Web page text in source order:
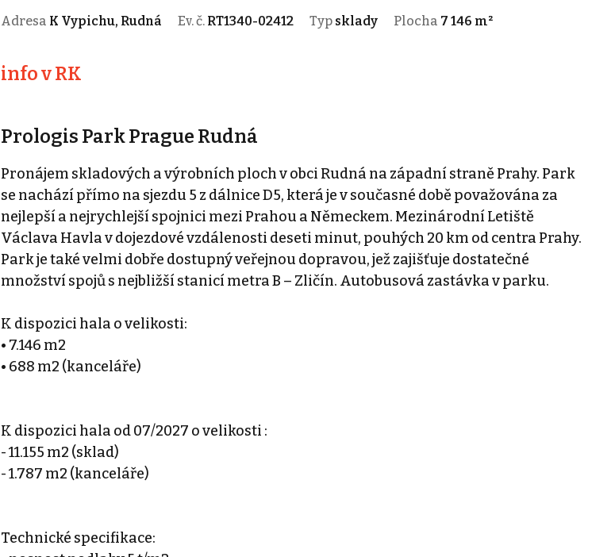
Adresa K Vypichu, Rudná Ev. č. RT1340-02412 Typ sklady Plocha 7 146 m²
info v RK
Prologis Park Prague Rudná
Pronájem skladových a výrobních ploch v obci Rudná na západní straně Prahy. Park
se nachází přímo na sjezdu 5 z dálnice D5, která je v současné době považována za
nejlepší a nejrychlejší spojnici mezi Prahou a Německem. Mezinárodní Letiště
Václava Havla v dojezdové vzdálenosti deseti minut, pouhých 20 km od centra Prahy.
Park je také velmi dobře dostupný veřejnou dopravou, jež zajišťuje dostatečné
množství spojů s nejbližší stanicí metra B – Zličín. Autobusová zastávka v parku.
K dispozici hala o velikosti:
• 7.146 m2
• 688 m2 (kanceláře)
K dispozici hala od 07/2027 o velikosti :
- 11.155 m2 (sklad)
- 1.787 m2 (kanceláře)
Technické specifikace: